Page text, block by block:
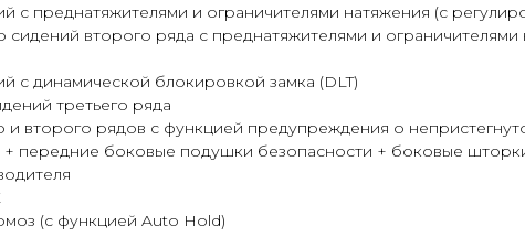
с преднатяжителями и ограничителями натяжения (с
второго ряда с преднатяжителями и
с динамической блокировкой замка (DLT)
третьего ряда
и второго рядов с функцией предупреждения о
передние боковые подушки безопасности + боковые
(с функцией Auto Hold)